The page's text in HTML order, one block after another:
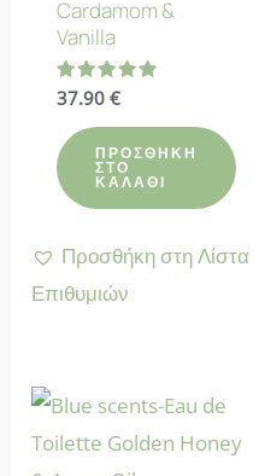
Cardamom &
Vanilla
Βαθμολογήθηκε
5.00
από 5
37.90 €
ΠΡΟΣΘΉΚΗ
ΣΤΟ
ΚΑΛΆΘΙ
Προσθήκη στη Λίστα
Επιθυμιών